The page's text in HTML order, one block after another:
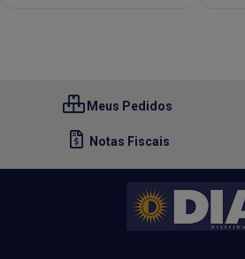
Meus Pedidos
Notas Fiscais